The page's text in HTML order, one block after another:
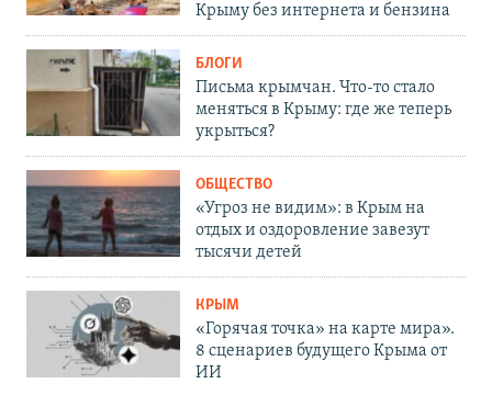
Крыму без интернета и бензина
БЛОГИ
Письма крымчан. Что-то стало
меняться в Крыму: где же теперь
укрыться?
ОБЩЕСТВО
«Угроз не видим»: в Крым на
отдых и оздоровление завезут
тысячи детей
КРЫМ
«Горячая точка» на карте мира».
8 сценариев будущего Крыма от
ИИ